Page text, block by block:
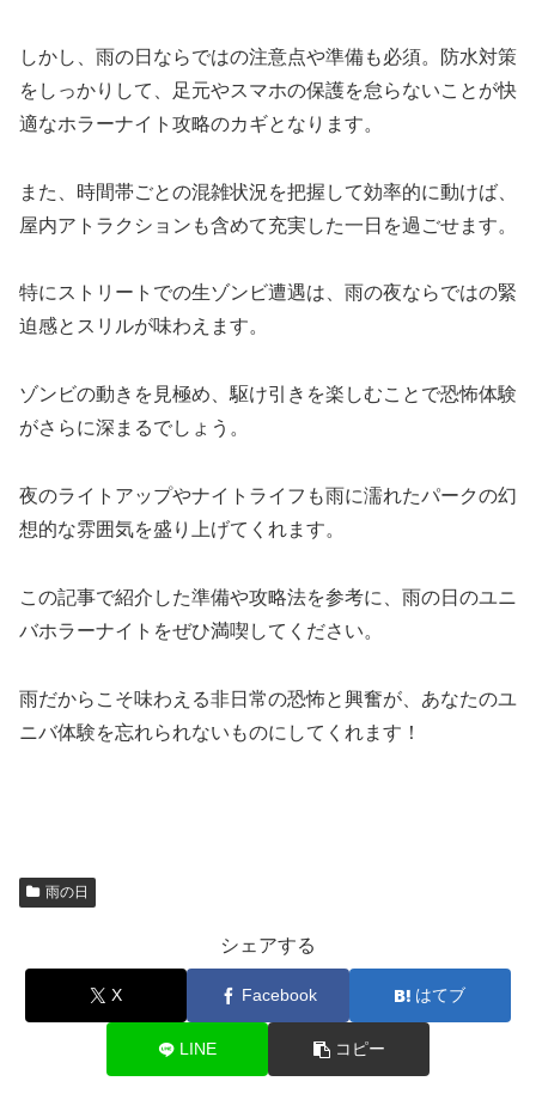
しかし、雨の日ならではの注意点や準備も必須。防水対策
をしっかりして、足元やスマホの保護を怠らないことが快
適なホラーナイト攻略のカギとなります。
また、時間帯ごとの混雑状況を把握して効率的に動けば、
屋内アトラクションも含めて充実した一日を過ごせます。
特にストリートでの生ゾンビ遭遇は、雨の夜ならではの緊
迫感とスリルが味わえます。
ゾンビの動きを見極め、駆け引きを楽しむことで恐怖体験
がさらに深まるでしょう。
夜のライトアップやナイトライフも雨に濡れたパークの幻
想的な雰囲気を盛り上げてくれます。
この記事で紹介した準備や攻略法を参考に、雨の日のユニ
バホラーナイトをぜひ満喫してください。
雨だからこそ味わえる非日常の恐怖と興奮が、あなたのユ
ニバ体験を忘れられないものにしてくれます！
雨の日
シェアする
X Facebook はてブ
LINE コピー